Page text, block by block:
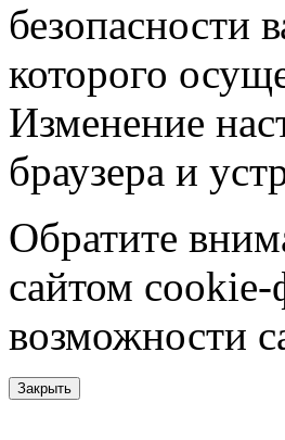
безопасности
которого
Изменение
браузера и
Обратите
сайтом
возможности
Закрыть